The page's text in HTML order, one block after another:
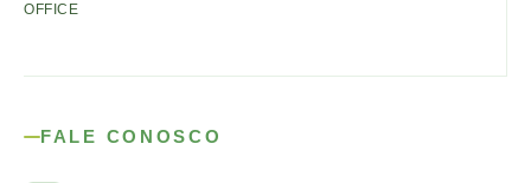
OFFICE
FALE CONOSCO